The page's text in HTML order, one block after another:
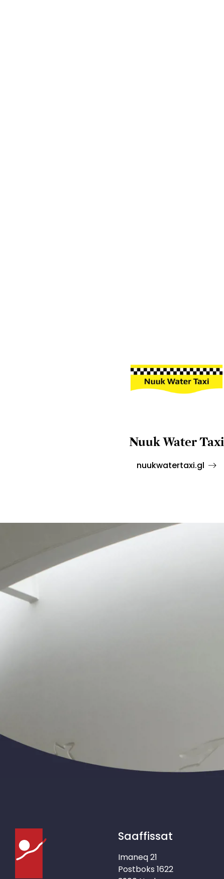
Nuuk Water Taxi
nuukwatertaxi.gl
Saaffissat
Imaneq 21
Postboks 1622